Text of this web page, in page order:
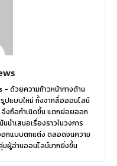
- ด้วยความก้าวหน้าทางด้าน
ปแบบใหม่ ทั้งจากสื่อออนไลน์
จึงถือกำเนิดขึ้น แตกย่อยออก
นำเสนอเรื่องราวในวงการ
กแบบตกแต่ง ตลอดจนความ
ผู้อ่านออนไลน์มากยิ่งขึ้น